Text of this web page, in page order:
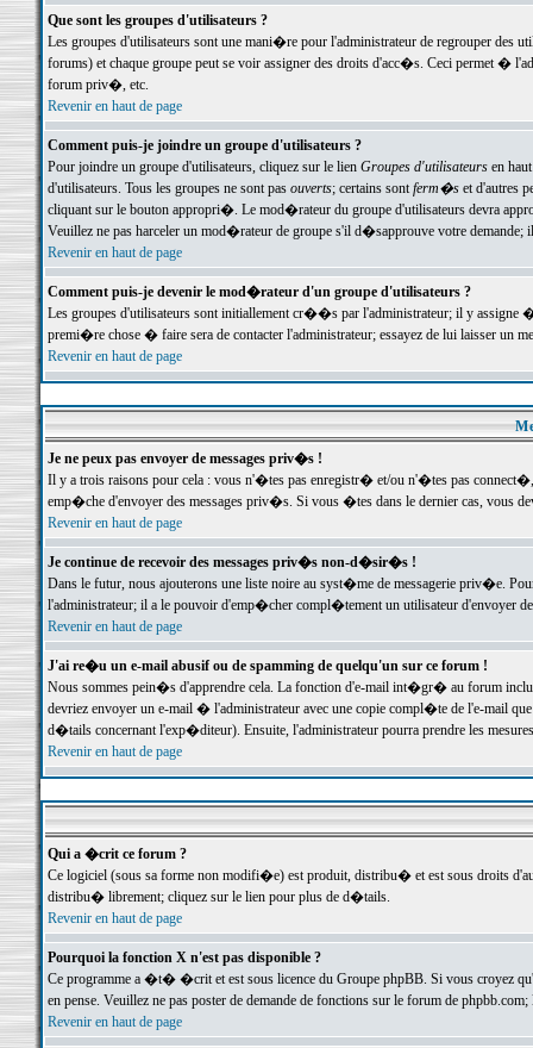
Que sont les groupes d'utilisateurs ?
Les groupes d'utilisateurs sont une mani�re pour l'administrateur de regrouper des
forums) et chaque groupe peut se voir assigner des droits d'acc�s. Ceci permet
forum priv�, etc.
Revenir en haut de page
Comment puis-je joindre un groupe d'utilisateurs ?
Pour joindre un groupe d'utilisateurs, cliquez sur le lien Groupes d'utilisateursen haut
d'utilisateurs. Tous les groupes ne sont pas ouverts; certains sontferm�set d'autres
cliquant sur le bouton appropri�. Le mod�rateur du groupe d'utilisateurs devra
Veuillez ne pas harceler un mod�rateur de groupe s'il d�sapprouve votre demande;
Revenir en haut de page
Comment puis-je devenir le mod�rateur d'un groupe d'utilisateurs ?
Les groupes d'utilisateurs sont initiallement cr��s par l'administrateur; il y
premi�re chose � faire sera de contacter l'administrateur; essayez de lui laisser un
Revenir en haut de page
Je ne peux pas envoyer de messages priv�s !
Il y a trois raisons pour cela : vous n'�tes pas enregistr� et/ou n'�tes pas
emp�che d'envoyer des messages priv�s. Si vous �tes dans le dernier cas, vous
Revenir en haut de page
Je continue de recevoir des messages priv�s non-d�sir�s !
Dans le futur, nous ajouterons une liste noire au syst�me de messagerie priv�e.
l'administrateur; il a le pouvoir d'emp�cher compl�tement un utilisateur d'envoyer
Revenir en haut de page
J'ai re�u un e-mail abusif ou de spamming de quelqu'un sur ce forum !
Nous sommes pein�s d'apprendre cela. La fonction d'e-mail int�gr� au forum inclut
devriez envoyer un e-mail � l'administrateur avec une copie compl�te de l'e-mail
d�tails concernant l'exp�diteur). Ensuite, l'administrateur pourra prendre les
Revenir en haut de page
Qui a �crit ce forum ?
Ce logiciel (sous sa forme non modifi�e) est produit, distribu� et est sous droits
distribu� librement; cliquez sur le lien pour plus de d�tails.
Revenir en haut de page
Pourquoi la fonction X n'est pas disponible ?
Ce programme a �t� �crit et est sous licence du Groupe phpBB. Si vous croyez
en pense. Veuillez ne pas poster de demande de fonctions sur le forum de
Revenir en haut de page